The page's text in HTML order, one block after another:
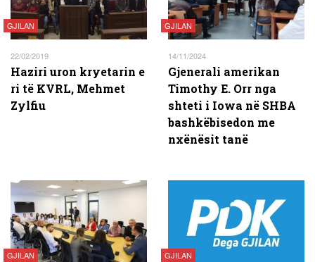
GJILAN
22/02/2019
Haziri uron kryetarin e
ri të KVRL, Mehmet
Zylfiu
GJILAN
14/11/2024
Gjenerali amerikan
Timothy E. Orr nga
shteti i Iowa në SHBA
bashkëbisedon me
nxënësit tanë
GJILAN GJILAN